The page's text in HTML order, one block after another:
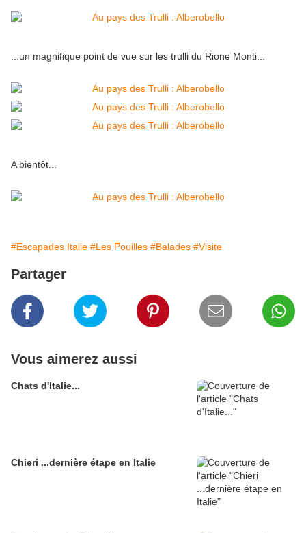
...un magnifique point de vue sur les trulli du Rione Monti...
A bientôt...
#Escapades Italie #Les Pouilles #Balades #Visite
Partager
Vous aimerez aussi
Chats d'Italie...
Chieri ...dernière étape en Italie